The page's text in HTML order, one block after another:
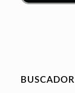
BUSCADOR